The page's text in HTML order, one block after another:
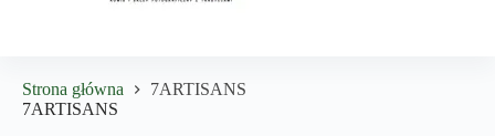
Strona główna
7ARTISANS
7ARTISANS